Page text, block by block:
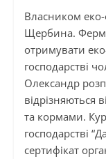
Власником
Щербина.
отримувати
господарстві
Олександр
відрізняються
та кормами.
господарстві
сертифікат